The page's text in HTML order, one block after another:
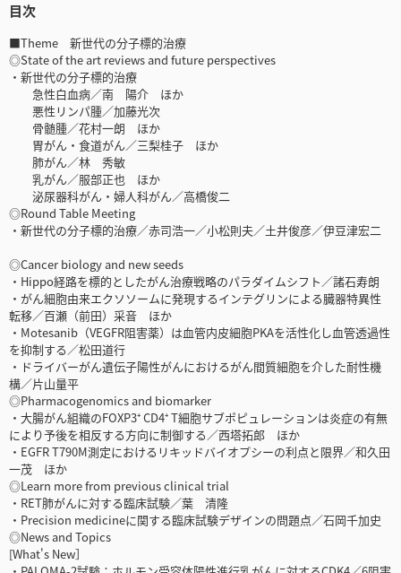
目次
■Theme 新世代の分子標的治療
◎State of the art reviews and future perspectives
・新世代の分子標的治療
急性白血病／南 陽介 ほか
悪性リンパ腫／加藤光次
骨髄腫／花村一朗 ほか
胃がん・食道がん／三梨桂子 ほか
肺がん／林 秀敏
乳がん／服部正也 ほか
泌尿器科がん・婦人科がん／高橋俊二
◎Round Table Meeting
・新世代の分子標的治療／赤司浩一／小松則夫／土井俊彦／伊豆津宏二
◎Cancer biology and new seeds
・Hippo経路を標的としたがん治療戦略のパラダイムシフト／諸石寿朗
・がん細胞由来エクソソームに発現するインテグリンによる臓器特異性
転移／百瀬（前田）采音 ほか
・Motesanib（VEGFR阻害薬）は血管内皮細胞PKAを活性化し血管透過性
を抑制する／松田道行
・ドライバーがん遺伝子陽性がんにおけるがん間質細胞を介した耐性機
構／片山量平
◎Pharmacogenomics and biomarker
・大腸がん組織のFOXP3⁺ CD4⁺ T細胞サブポピュレーションは炎症の有無
により予後を相反する方向に制御する／西塔拓郎 ほか
・EGFR T790M測定におけるリキッドバイオプシーの利点と限界／和久田
一茂 ほか
◎Learn more from previous clinical trial
・RET肺がんに対する臨床試験／葉 清隆
・Precision medicineに関する臨床試験デザインの問題点／石岡千加史
◎News and Topics
[What's New］